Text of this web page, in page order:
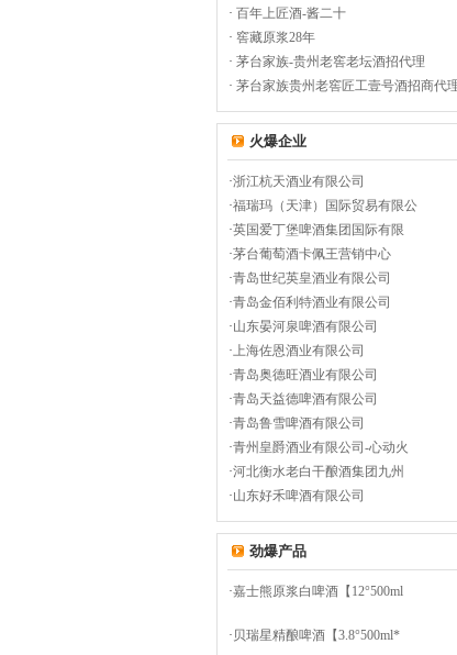
· 百年上匠酒-酱二十
· 窖藏原浆28年
· 茅台家族-贵州老窖老坛酒招代理
· 茅台家族贵州老窖匠工壹号酒招商代
火爆企业
·浙江杭天酒业有限公司
·福瑞玛（天津）国际贸易有限公
·英国爱丁堡啤酒集团国际有限
·茅台葡萄酒卡佩王营销中心
·青岛世纪英皇酒业有限公司
·青岛金佰利特酒业有限公司
·山东晏河泉啤酒有限公司
·上海佐恩酒业有限公司
·青岛奥德旺酒业有限公司
·青岛天益德啤酒有限公司
·青岛鲁雪啤酒有限公司
·青州皇爵酒业有限公司-心动火
·河北衡水老白干酿酒集团九州
·山东好禾啤酒有限公司
劲爆产品
·嘉士熊原浆白啤酒【12°500ml
· 贝瑞星精酿啤酒【3.8°500ml*